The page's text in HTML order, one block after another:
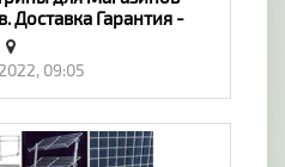
Доставка Гарантия -
09:05